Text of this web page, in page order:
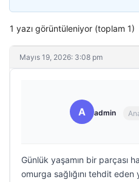
1 yazı görüntüleniyor (toplam 1)
Mayıs 19, 2026: 3:08 pm
A admin
Günlük yaşamın bir parçası
omurga sağlığını tehdit